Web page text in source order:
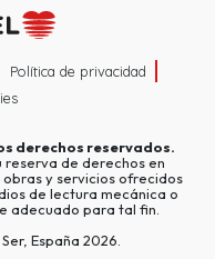
Política de privacidad
derechos reservados.
reserva de derechos en
y servicios ofrecidos
de lectura mecánica o
adecuado para tal fin.
España 2026.